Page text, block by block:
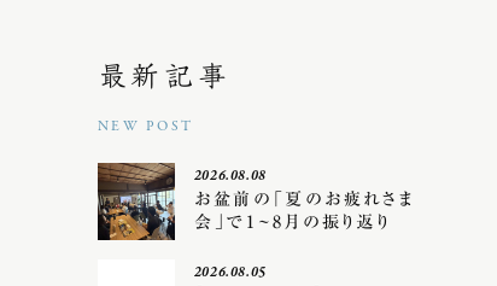
最新記事
NEW POST
2026.08.08
お盆前の「夏のお疲れさま
会」で1~8月の振り返り
2026.08.05